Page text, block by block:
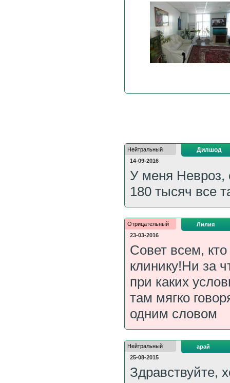
Нейтральный
14-09-2016
Дилшод
У меня Невроз,
180 тысяч все
Отрицательный
23-03-2016
Лилия
Совет всем,
клинику!Ни за
при каких
там мягко
одним словом
Нейтральный
25-08-2015
арай
Здравствуйте,